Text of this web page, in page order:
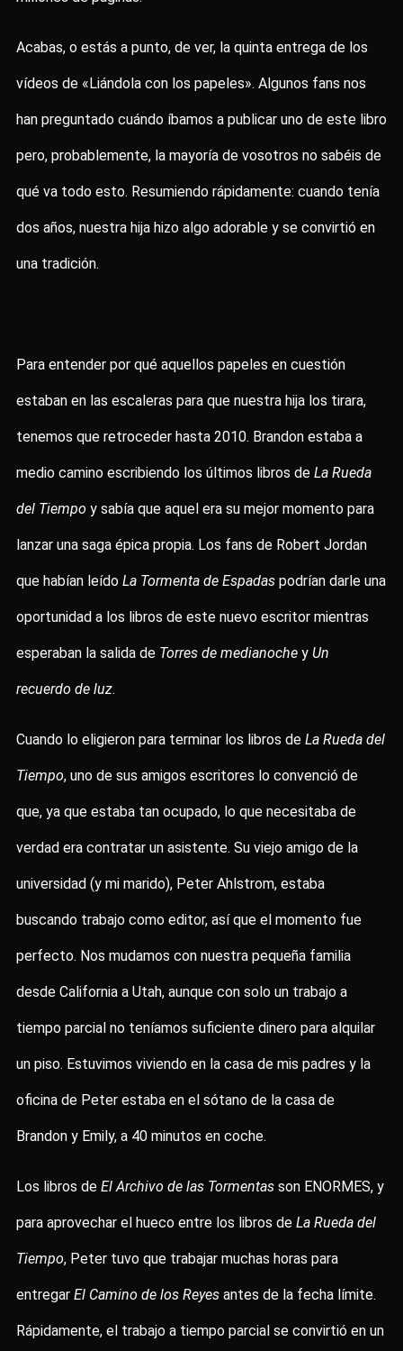
Acabas, o estás a punto, de ver, la quinta entrega de los
vídeos de «Liándola con los papeles». Algunos fans nos
han preguntado cuándo íbamos a publicar uno de este libro
pero, probablemente, la mayoría de vosotros no sabéis de
qué va todo esto. Resumiendo rápidamente: cuando tenía
dos años, nuestra hija hizo algo adorable y se convirtió en
una tradición.
Para entender por qué aquellos papeles en cuestión
estaban en las escaleras para que nuestra hija los tirara,
tenemos que retroceder hasta 2010. Brandon estaba a
medio camino escribiendo los últimos libros de La Rueda
del Tiempo y sabía que aquel era su mejor momento para
lanzar una saga épica propia. Los fans de Robert Jordan
que habían leído La Tormenta de Espadas podrían darle una
oportunidad a los libros de este nuevo escritor mientras
esperaban la salida de Torres de medianoche y Un
recuerdo de luz.
Cuando lo eligieron para terminar los libros de La Rueda del
Tiempo, uno de sus amigos escritores lo convenció de
que, ya que estaba tan ocupado, lo que necesitaba de
verdad era contratar un asistente. Su viejo amigo de la
universidad (y mi marido), Peter Ahlstrom, estaba
buscando trabajo como editor, así que el momento fue
perfecto. Nos mudamos con nuestra pequeña familia
desde California a Utah, aunque con solo un trabajo a
tiempo parcial no teníamos suficiente dinero para alquilar
un piso. Estuvimos viviendo en la casa de mis padres y la
oficina de Peter estaba en el sótano de la casa de
Brandon y Emily, a 40 minutos en coche.
Los libros de El Archivo de las Tormentas son ENORMES, y
para aprovechar el hueco entre los libros de La Rueda del
Tiempo, Peter tuvo que trabajar muchas horas para
entregar El Camino de los Reyes antes de la fecha límite.
Rápidamente, el trabajo a tiempo parcial se convirtió en un